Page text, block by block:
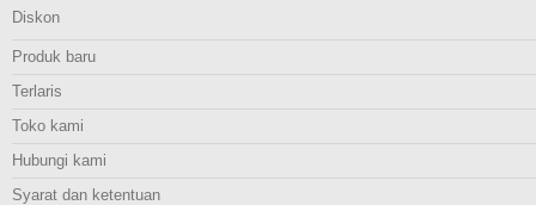
Diskon
Produk baru
Terlaris
Toko kami
Hubungi kami
Syarat dan ketentuan